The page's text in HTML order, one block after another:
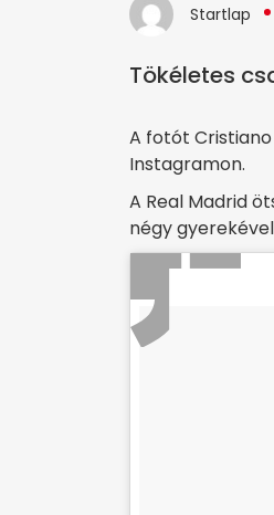
Startlap
Tökéletes
A fotót
Instagramon.
A Real Madrid
négy